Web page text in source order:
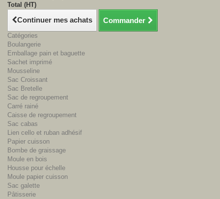
Total (HT)
Continuer mes achats Commander
Catégories
Boulangerie
Emballage pain et baguette
Sachet imprimé
Mousseline
Sac Croissant
Sac Bretelle
Sac de regroupement
Carré rainé
Caisse de regroupement
Sac cabas
Lien cello et ruban adhésif
Papier cuisson
Bombe de graissage
Moule en bois
Housse pour échelle
Moule papier cuisson
Sac galette
Pâtisserie